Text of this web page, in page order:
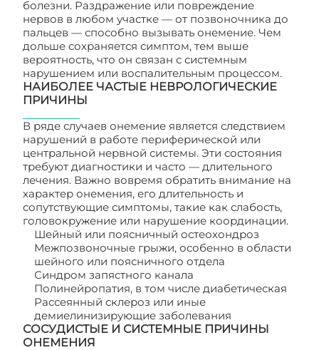
болезни. Раздражение или повреждение
нервов в любом участке — от позвоночника до
пальцев — способно вызывать онемение. Чем
дольше сохраняется симптом, тем выше
вероятность, что он связан с системным
нарушением или воспалительным процессом.
НАИБОЛЕЕ ЧАСТЫЕ НЕВРОЛОГИЧЕСКИЕ
ПРИЧИНЫ
В ряде случаев онемение является следствием
нарушений в работе периферической или
центральной нервной системы. Эти состояния
требуют диагностики и часто — длительного
лечения. Важно вовремя обратить внимание на
характер онемения, его длительность и
сопутствующие симптомы, такие как слабость,
головокружение или нарушение координации.
Шейный или поясничный остеохондроз
Межпозвоночные грыжи, особенно в области
шейного или поясничного отдела
Синдром запястного канала
Полинейропатия, в том числе диабетическая
Рассеянный склероз или иные
демиелинизирующие заболевания
СОСУДИСТЫЕ И СИСТЕМНЫЕ ПРИЧИНЫ
ОНЕМЕНИЯ